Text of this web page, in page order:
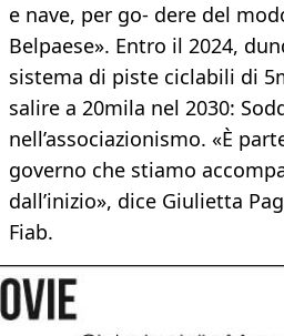
e nave, per go- dere del
Belpaese». Entro il 2024,
sistema di piste ciclabili di
salire a 20mila nel 2030:
nell’associazionismo. «È
governo che stiamo
dall’inizio», dice Giulietta
Fiab.